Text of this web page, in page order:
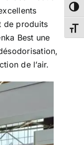
de produits
Best une
de l’air.